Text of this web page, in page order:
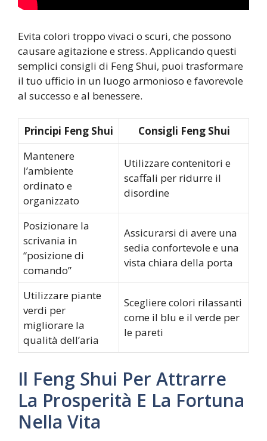
Evita colori troppo vivaci o scuri, che possono
causare agitazione e stress. Applicando questi
semplici consigli di Feng Shui, puoi trasformare
il tuo ufficio in un luogo armonioso e favorevole
al successo e al benessere.
Principi Feng Shui
Consigli Feng Shui
Mantenere
l’ambiente
ordinato e
organizzato
Utilizzare contenitori e
scaffali per ridurre il
disordine
Posizionare la
scrivania in
“posizione di
comando”
Assicurarsi di avere una
sedia confortevole e una
vista chiara della porta
Utilizzare piante
verdi per
migliorare la
qualità dell’aria
Scegliere colori rilassanti
come il blu e il verde per
le pareti
Il Feng Shui Per Attrarre
La Prosperità E La Fortuna
Nella Vita